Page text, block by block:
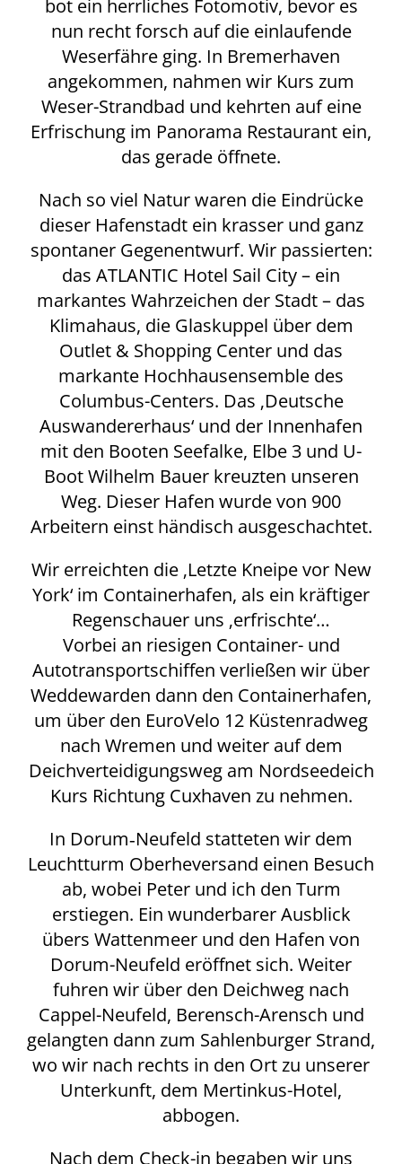
bot ein herrliches Fotomotiv, bevor es
nun recht forsch auf die einlaufende
Weserfähre ging. In Bremerhaven
angekommen, nahmen wir Kurs zum
Weser-Strandbad und kehrten auf eine
Erfrischung im Panorama Restaurant ein,
das gerade öffnete.
Nach so viel Natur waren die Eindrücke
dieser Hafenstadt ein krasser und ganz
spontaner Gegenentwurf. Wir passierten:
das ATLANTIC Hotel Sail City – ein
markantes Wahrzeichen der Stadt – das
Klimahaus, die Glaskuppel über dem
Outlet & Shopping Center und das
markante Hochhausensemble des
Columbus-Centers. Das ‚Deutsche
Auswandererhaus‘ und der Innenhafen
mit den Booten Seefalke, Elbe 3 und U-
Boot Wilhelm Bauer kreuzten unseren
Weg. Dieser Hafen wurde von 900
Arbeitern einst händisch ausgeschachtet.
Wir erreichten die ‚Letzte Kneipe vor New
York‘ im Containerhafen, als ein kräftiger
Regenschauer uns ‚erfrischte‘…
Vorbei an riesigen Container- und
Autotransportschiffen verließen wir über
Weddewarden dann den Containerhafen,
um über den EuroVelo 12 Küstenradweg
nach Wremen und weiter auf dem
Deichverteidigungsweg am Nordseedeich
Kurs Richtung Cuxhaven zu nehmen.
In Dorum‑Neufeld statteten wir dem
Leuchtturm Oberheversand einen Besuch
ab, wobei Peter und ich den Turm
erstiegen. Ein wunderbarer Ausblick
übers Wattenmeer und den Hafen von
Dorum-Neufeld eröffnet sich. Weiter
fuhren wir über den Deichweg nach
Cappel-Neufeld, Berensch-Arensch und
gelangten dann zum Sahlenburger Strand,
wo wir nach rechts in den Ort zu unserer
Unterkunft, dem Mertinkus-Hotel,
abbogen.
Nach dem Check-in begaben wir uns